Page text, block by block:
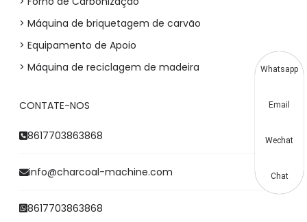
> Máquina de briquetagem de carvão
> Equipamento de Apoio
> Máquina de reciclagem de madeira
CONTATE-NOS
8617703863868
info@charcoal-machine.com
8617703863868
Whatsapp
Email
Wechat
Chat